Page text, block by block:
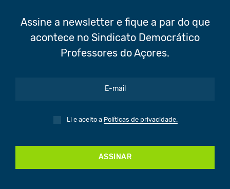
Assine a newsletter e fique a par do que
acontece no Sindicato Democrático
Professores do Açores.
Li e aceito a Políticas de privacidade.
ASSINAR